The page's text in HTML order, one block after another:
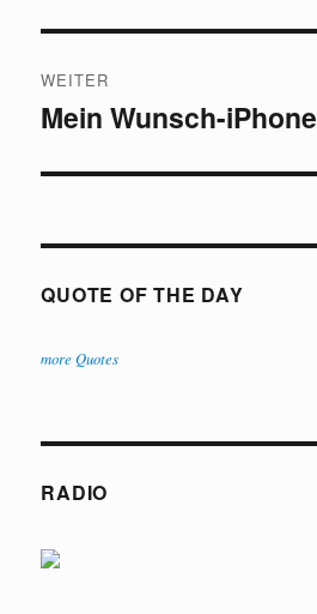
WEITER
Nächster
Mein Wunsch-iPhone
QUOTE OF THE DAY
more Quotes
RADIO